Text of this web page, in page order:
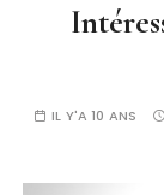
IL Y'A 10 ANS